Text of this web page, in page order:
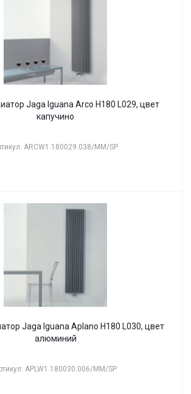
Jaga Iguana Arco H180 L029, цвет
капучино
ARCW1.180029.038/MM/SP
Jaga Iguana Aplano H180 L030, цвет
алюминий
APLW1.180030.006/MM/SP